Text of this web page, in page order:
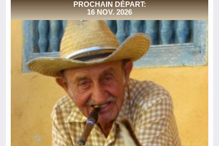
PROCHAIN DÉPART:
16 NOV. 2026